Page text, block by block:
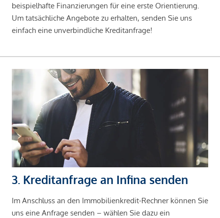
beispielhafte Finanzierungen für eine erste Orientierung.
Um tatsächliche Angebote zu erhalten, senden Sie uns
einfach eine unverbindliche Kreditanfrage!
3. Kreditanfrage an Infina senden
Im Anschluss an den Immobilienkredit-Rechner können Sie
uns eine Anfrage senden – wählen Sie dazu ein